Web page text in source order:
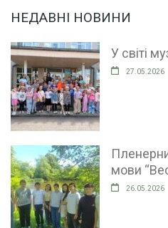
НЕДАВНІ НОВИНИ
У світі
27.05.2026
мови
26.05.2026